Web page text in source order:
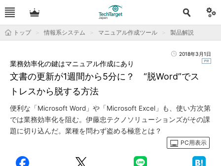
トップ 情報系システム マニュアル作成ツール 製品解説
2018年3月1日
文書の更新が1週間から5分に？ “脱Word”でス
トレスから脱する方法
業務効率化の鍵はマニュアル作成にあり
便利な「Microsoft Word」や「Microsoft Excel」も、使い方次第
では業務効率化を阻む。伊藤忠テクノソリューションズがその課
題に切り込んだ。業種を問わず盗める極意とは？
PC用表示